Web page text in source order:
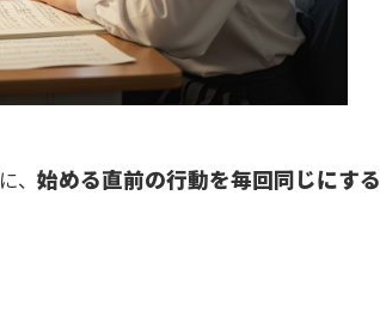
、 始める直前の行動を毎回同じにする